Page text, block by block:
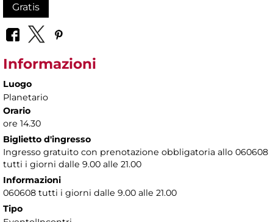
Gratis
Informazioni
Luogo
Planetario
Orario
ore 14.30
Biglietto d'ingresso
Ingresso gratuito con prenotazione obbligatoria allo 060608
tutti i giorni dalle 9.00 alle 21.00
Informazioni
060608 tutti i giorni dalle 9.00 alle 21.00
Tipo